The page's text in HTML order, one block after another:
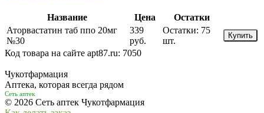
Название Цена
Остатки
Аторвастатин таб ппо 20мг
№30
339
руб.
Остатки: 75
шт.
Купить
Код товара на сайте apt87.ru: 7050
Чукотфармация
Аптека, которая всегда рядом
Сеть аптек
© 2026 Сеть аптек Чукотфармация